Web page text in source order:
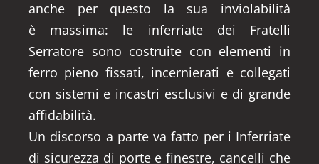
anche per questo la sua inviolabilità
è massima: le inferriate dei Fratelli
Serratore sono costruite con elementi in
ferro pieno fissati, incernierati e collegati
con sistemi e incastri esclusivi e di grande
affidabilità.
Un discorso a parte va fatto per i Inferriate
di sicurezza di porte e finestre, cancelli che